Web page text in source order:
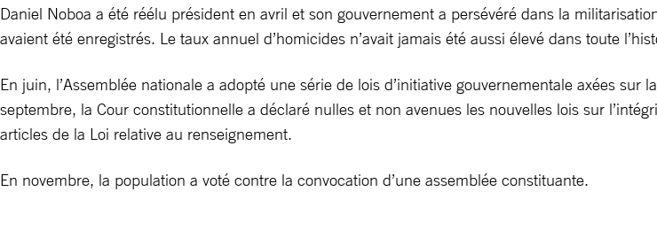
Daniel Noboa a été réélu président en avril et son gouvernement a persévéré dans la
avaient été enregistrés. Le taux annuel d’homicides n’avait jamais été aussi élevé dans toute
En juin, l’Assemblée nationale a adopté une série de lois d’initiative gouvernementale axées
septembre, la Cour constitutionnelle a déclaré nulles et non avenues les nouvelles lois sur
articles de la Loi relative au renseignement.
En novembre, la population a voté contre la convocation d’une assemblée constituante.